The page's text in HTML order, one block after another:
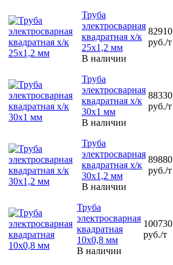
Труба
электросварная
квадратная х/к
25х1,2 мм
В наличии
82910
руб./т
Труба
электросварная
квадратная х/к
30х1 мм
В наличии
88330
руб./т
Труба
электросварная
квадратная х/к
30х1,2 мм
В наличии
89880
руб./т
Труба
электросварная
квадратная
10х0,8 мм
В наличии
100730
руб./т